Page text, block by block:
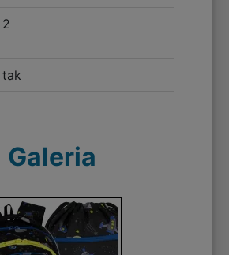
2
tak
Galeria